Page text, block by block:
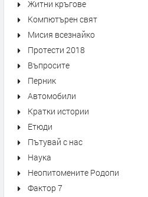
Житни кръгове
Компютърен свят
Мисия всезнайко
Протести 2018
Въпросите
Перник
Автомобили
Кратки истории
Етюди
Пътувай с нас
Наука
Неопитомените Родопи
Фактор 7